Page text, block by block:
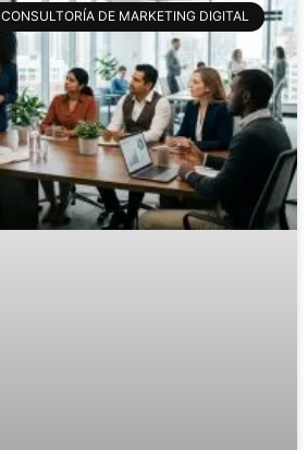
CONSULTORÍA DE MARKETING DIGITAL